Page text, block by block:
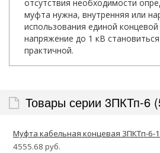
отсутствия необходимости
муфта нужна, внутренняя или
использования единой
напряжение до 1 кВ
практичной.
Товары серии 3ПКТп-6
Муфта кабельная концевая 3ПКТп-6-
4555.68 руб.